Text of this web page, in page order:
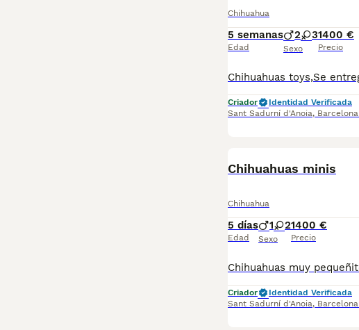
Chihuahua
5 semanas
Edad
2 3
Sexo
1400 €
Precio
Criador
Identidad Verificada
Sant Sadurní d'Anoia, Barcelona
Chihuahuas minis
Chihuahua
5 días
Edad
1 2
Sexo
1400 €
Precio
Criador
Identidad Verificada
Sant Sadurní d'Anoia, Barcelona